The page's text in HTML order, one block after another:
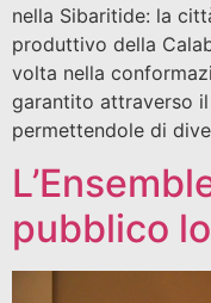
nella Sibaritide: la
produttivo della
volta nella
garantito attraverso
permettendole di
pubblico